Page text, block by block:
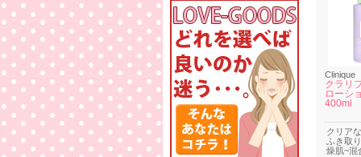
Clinique
クラリ
ローシ
400ml
クリア
ふき取
燥肌~混